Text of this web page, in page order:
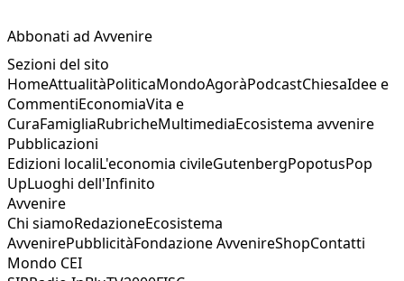
Abbonati ad Avvenire
Sezioni del sito
HomeAttualitàPoliticaMondoAgoràPodcastChiesaIdee e
CommentiEconomiaVita e
CuraFamigliaRubricheMultimediaEcosistema avvenire
Pubblicazioni
Edizioni localiL'economia civileGutenbergPopotusPop
UpLuoghi dell'Infinito
Avvenire
Chi siamoRedazioneEcosistema
AvvenirePubblicitàFondazione AvvenireShopContatti
Mondo CEI